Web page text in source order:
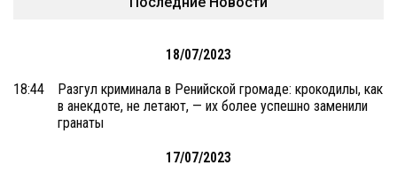
18/07/2023
18:44
Разгул криминала в Ренийской громаде: крокодилы, как
в анекдоте, не летают, — их более успешно заменили
гранаты
17/07/2023